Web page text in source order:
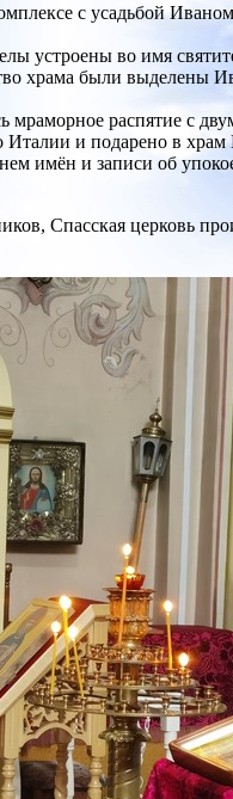
с усадьбой
устроены во имя
храма были выделены
мраморное распятие с
Италии и подарено в
имён и записи об
Спасская церковь